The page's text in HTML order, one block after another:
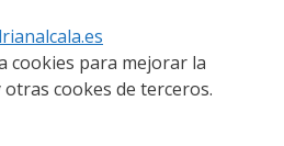
cookies para mejorar la
cookes de terceros.